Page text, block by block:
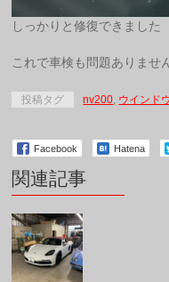
しっかりと修復できました
これで車検も問題ありませ
投稿タグ nv200, ウインド
Facebook Hatena
関連記事